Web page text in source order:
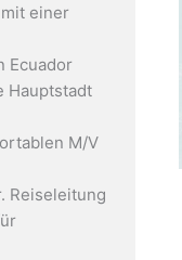
einer
Ecuador
Hauptstadt
M/V
Reiseleitung